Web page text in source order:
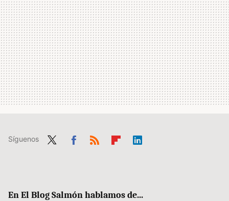
Síguenos
En El Blog Salmón hablamos de...